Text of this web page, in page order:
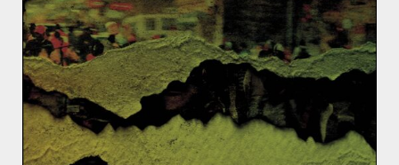
géographiquepour transformer sa rente de situation
en développement réel de son économie.
Sébastien Patacq est un ancien élève de l’IEP de Lille et
titulaire de deux masters de l’Ecole des hautes études en
sciences sociales (EHESS) en études politiques et histoire. Il